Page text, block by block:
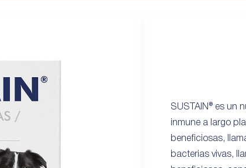
SUSTAIN® es un
inmune a largo
beneficiosas,
bacterias vivas,